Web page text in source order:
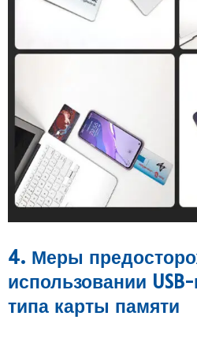
4. Меры
использовании
типа карты памяти